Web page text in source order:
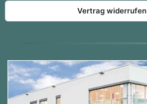
Vertrag widerrufen